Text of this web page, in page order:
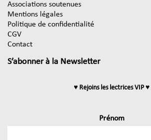
Associations soutenues
Mentions légales
Politique de confidentialité
CGV
Contact
S’abonner à la Newsletter
♥ Rejoins les lectrices VIP ♥
Prénom